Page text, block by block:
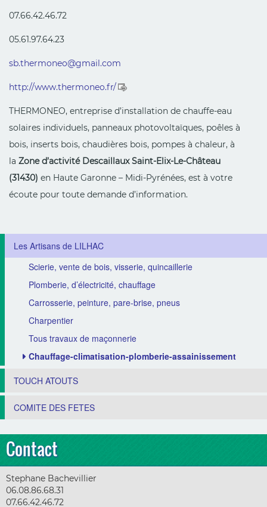
07.66.42.46.72
05.61.97.64.23
sb.thermoneo@gmail.com
http://www.thermoneo.fr/
THERMONEO, entreprise d’installation de chauffe-eau
solaires individuels, panneaux photovoltaïques, poêles à
bois, inserts bois, chaudières bois, pompes à chaleur, à
la Zone d’activité Descaillaux Saint-Elix-Le-Château
(31430) en Haute Garonne – Midi-Pyrénées, est à votre
écoute pour toute demande d’information.
Les Artisans de LILHAC
Scierie, vente de bois, visserie, quincaillerie
Plomberie, d’électricité, chauffage
Carrosserie, peinture, pare-brise, pneus
Charpentier
Tous travaux de maçonnerie
Chauffage-climatisation-plomberie-assainissement
TOUCH ATOUTS
COMITE DES FETES
Contact
Stephane Bachevillier
06.08.86.68.31
07.66.42.46.72